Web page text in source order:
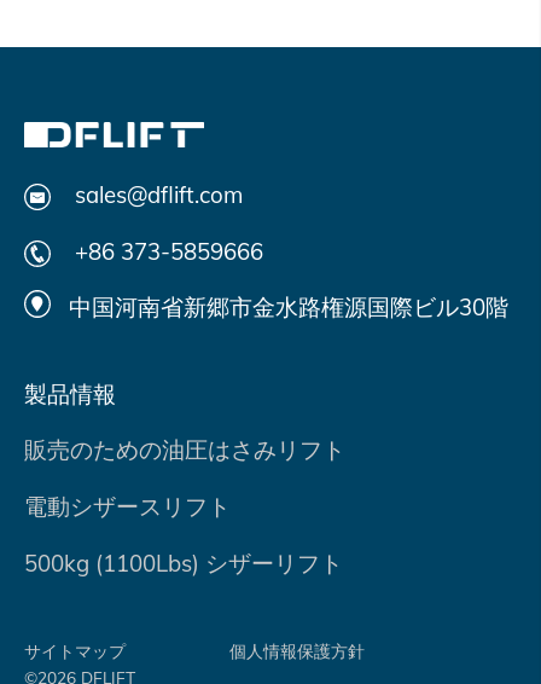
sales@dflift.com
+86 373-5859666
中国河南省新郷市金水路権源国際ビル30階
製品情報
販売のための油圧はさみリフト
電動シザースリフト
500kg (1100Lbs) シザーリフト
サイトマップ
個人情報保護方針
©2026 DFLIFT